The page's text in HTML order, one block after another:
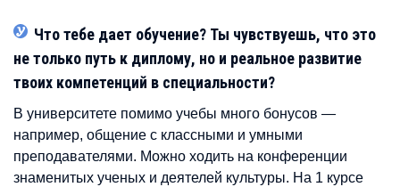
Что тебе дает обучение? Ты чувствуешь, что это
не только путь к диплому, но и реальное развитие
твоих компетенций в специальности?
В университете помимо учебы много бонусов —
например, общение с классными и умными
преподавателями. Можно ходить на конференции
знаменитых ученых и деятелей культуры. На 1 курсе